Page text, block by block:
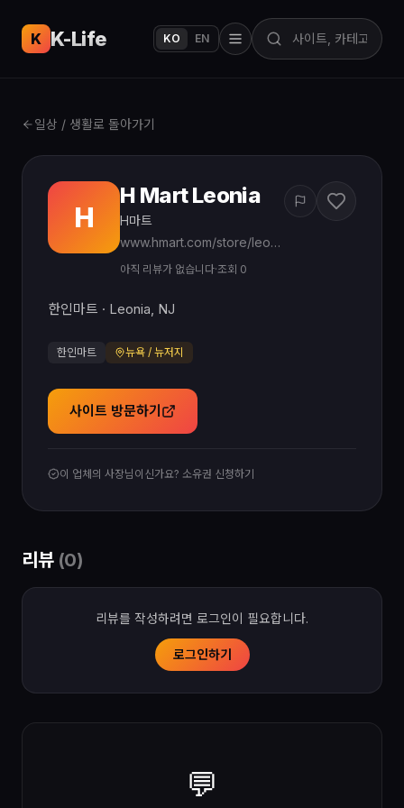
K K-Life KO EN
일상 / 생활로 돌아가기
H
H Mart Leonia
H마트
www.hmart.com/store/leonia-nj-07605/d54de113-7ebc-4678-905a-eb23d8062b4e
아직 리뷰가 없습니다·조회 0
한인마트 · Leonia, NJ
한인마트 뉴욕 / 뉴저지
사이트 방문하기
이 업체의 사장님이신가요? 소유권 신청하기
리뷰 (0)
리뷰를 작성하려면 로그인이 필요합니다.
로그인하기
💬